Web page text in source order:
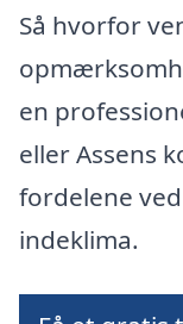
Så hvorfor
en
eller Assens
fordelene
indeklima.